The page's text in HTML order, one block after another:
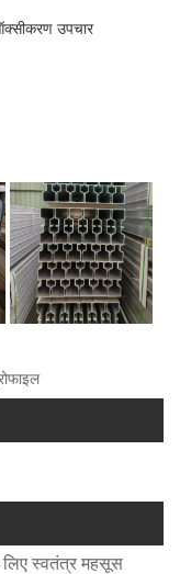
उपचार
लिए स्वतंत्र महसूस